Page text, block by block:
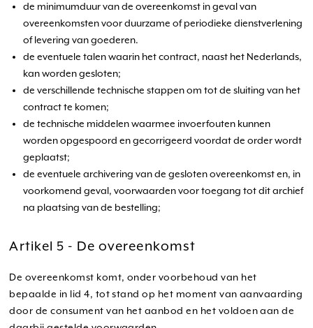
de minimumduur van de overeenkomst in geval van
overeenkomsten voor duurzame of periodieke dienstverlening
of levering van goederen.
de eventuele talen waarin het contract, naast het Nederlands,
kan worden gesloten;
de verschillende technische stappen om tot de sluiting van het
contract te komen;
de technische middelen waarmee invoerfouten kunnen
worden opgespoord en gecorrigeerd voordat de order wordt
geplaatst;
de eventuele archivering van de gesloten overeenkomst en, in
voorkomend geval, voorwaarden voor toegang tot dit archief
na plaatsing van de bestelling;
Artikel 5 - De overeenkomst
De overeenkomst komt, onder voorbehoud van het
bepaalde in lid 4, tot stand op het moment van aanvaarding
door de consument van het aanbod en het voldoen aan de